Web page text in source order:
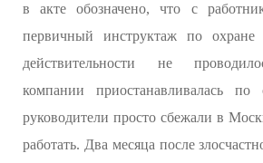
в акте обозначено, что с
первичный инструктаж по охране
действительности не
компании приостанавливалась по
руководители просто сбежали в
работать. Два месяца после